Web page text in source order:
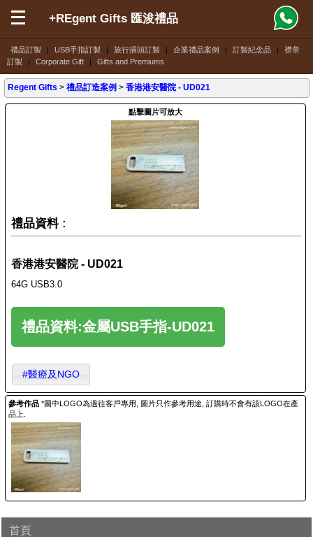
禮品訂製 | USB手指訂製 | 旅行插頭訂製 | 企業禮品案例 | 訂製紀念品 |
襟章
訂製
| Corporate Gift | Gifts and Premiums
+REgent Gifts 匯浚禮品
Regent Gifts >禮品訂造案例 >香港港安醫院 - UD021
點擊圖片可放大
禮品資料 :
香港港安醫院 - UD021
64G USB3.0
禮品資料:金屬USB手指-UD021
#醫療及NGO
參考作品 *圖中LOGO為過往客戶專用, 圖片只作參考用途, 訂購時不會有該LOGO在產
品上.
首頁